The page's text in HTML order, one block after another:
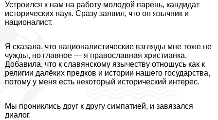
Устроился к нам на работу молодой парень, кандидат
исторических наук. Сразу заявил, что он язычник и
националист.
Я сказала, что националистические взгляды мне тоже не
чужды, но главное — я православная христианка.
Добавила, что к славянскому язычеству отношусь как к
религии далёких предков и истории нашего государства,
потому у меня есть некоторый исторический интерес.
Мы прониклись друг к другу симпатией, и завязался
диалог.